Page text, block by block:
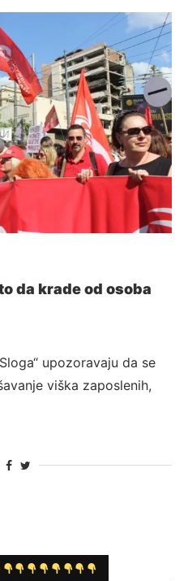
da krade od osoba
upozoravaju da se
viška zaposlenih,